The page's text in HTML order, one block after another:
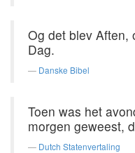
Og det blev Aften,
Dag.
Danske Bibel
Toen was het
morgen geweest,
Dutch Statenvertaling